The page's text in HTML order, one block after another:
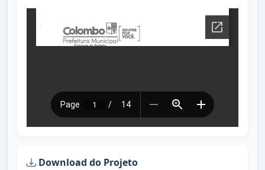
Download do Projeto